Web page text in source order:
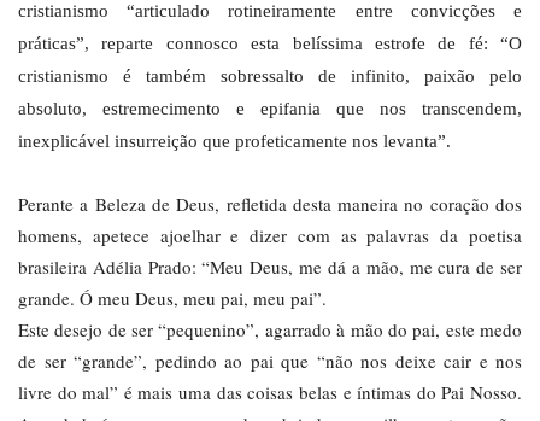
cristianismo “articulado rotineiramente entre convicções e
práticas”, reparte connosco esta belíssima estrofe de fé: “O
cristianismo é também sobressalto de infinito, paixão pelo
absoluto, estremecimento e epifania que nos transcendem,
inexplicável insurreição que profeticamente nos levanta”.
Perante a Beleza de Deus, refletida desta maneira no coração dos
homens, apetece ajoelhar e dizer com as palavras da poetisa
brasileira Adélia Prado: “Meu Deus, me dá a mão, me cura de ser
grande. Ó meu Deus, meu pai, meu pai”.
Este desejo de ser “pequenino”, agarrado à mão do pai, este medo
de ser “grande”, pedindo ao pai que “não nos deixe cair e nos
livre do mal” é mais uma das coisas belas e íntimas do Pai Nosso.